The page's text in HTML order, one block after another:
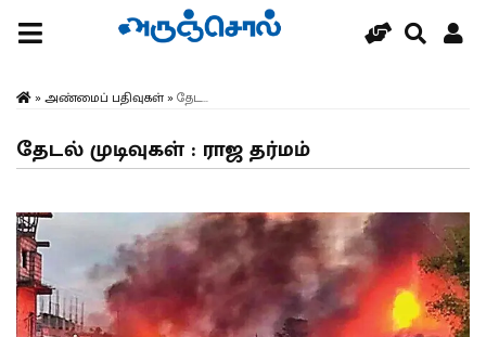
» அண்மைப் பதிவுகள்» தேட...
தேடல் முடிவுகள் : ராஜ தர்மம்